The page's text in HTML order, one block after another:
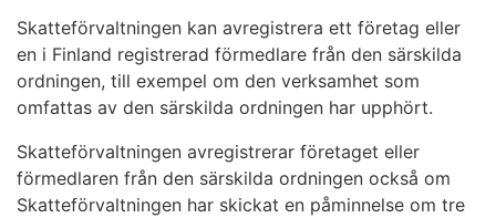
Skatteförvaltningen kan avregistrera ett företag eller
en i Finland registrerad förmedlare från den särskilda
ordningen, till exempel om den verksamhet som
omfattas av den särskilda ordningen har upphört.
Skatteförvaltningen avregistrerar företaget eller
förmedlaren från den särskilda ordningen också om
Skatteförvaltningen har skickat en påminnelse om tre